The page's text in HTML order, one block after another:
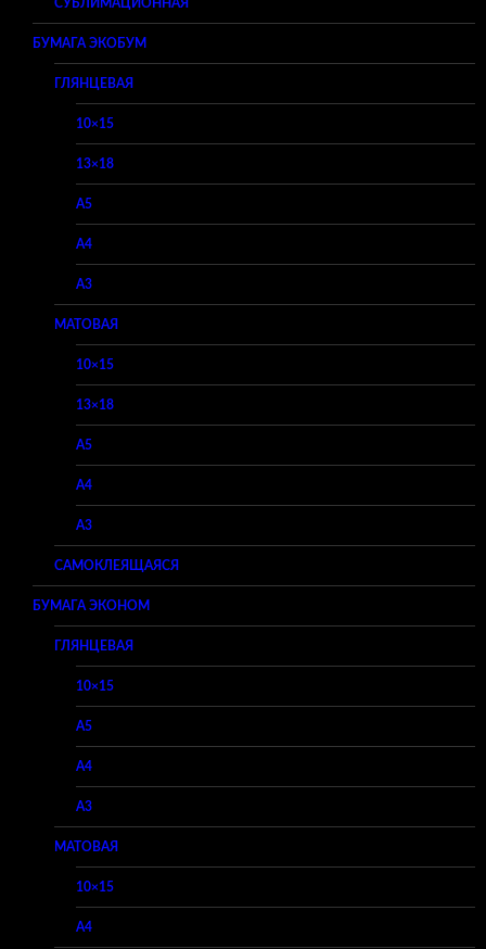
СУБЛИМАЦИОННАЯ
БУМАГА ЭКОБУМ
ГЛЯНЦЕВАЯ
10×15
13×18
A5
A4
A3
МАТОВАЯ
10×15
13×18
A5
A4
A3
САМОКЛЕЯЩАЯСЯ
БУМАГА ЭКОНОМ
ГЛЯНЦЕВАЯ
10×15
A5
A4
A3
МАТОВАЯ
10×15
A4